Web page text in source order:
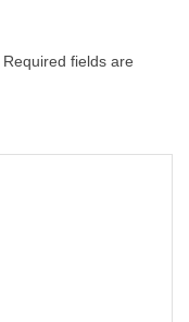
Required fields are